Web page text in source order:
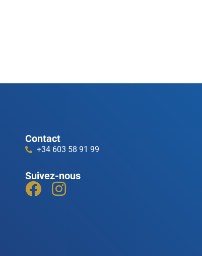
Contact
+34 603 58 91 99
Suivez-nous